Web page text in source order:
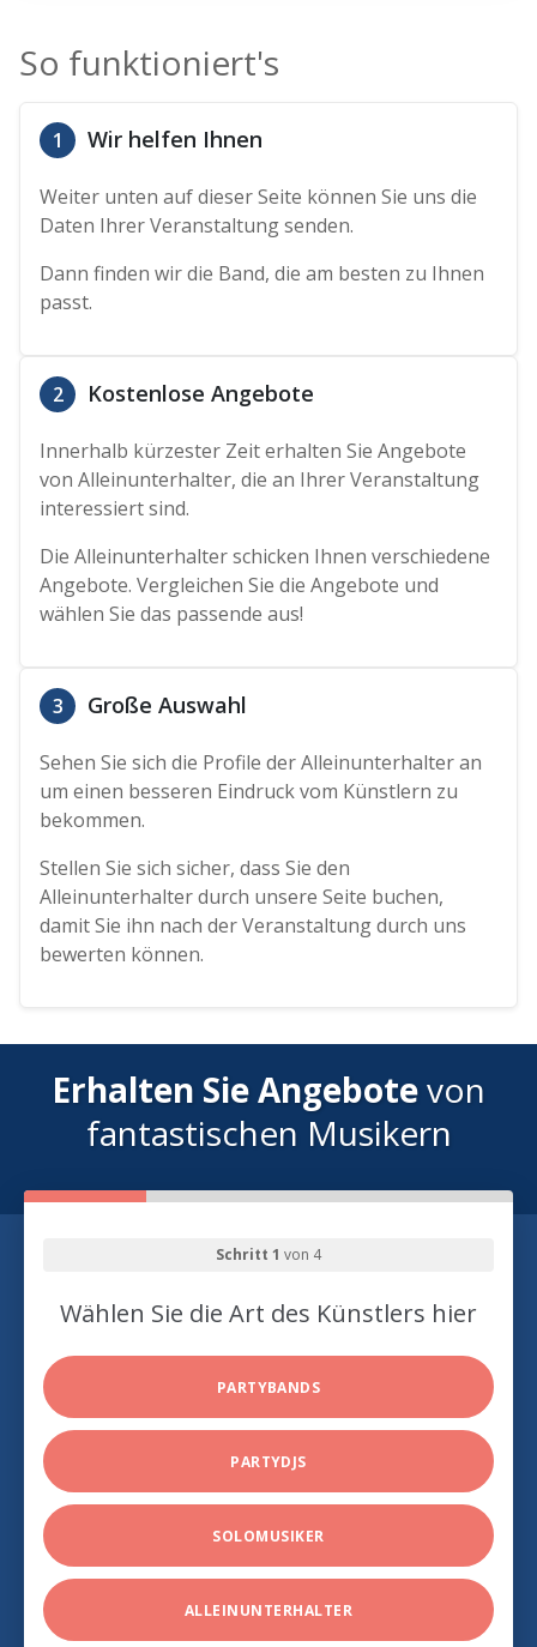
So funktioniert's
1 Wir helfen Ihnen
Weiter unten auf dieser Seite können Sie uns die
Daten Ihrer Veranstaltung senden.
Dann finden wir die Band, die am besten zu Ihnen
passt.
2 Kostenlose Angebote
Innerhalb kürzester Zeit erhalten Sie Angebote
von Alleinunterhalter, die an Ihrer Veranstaltung
interessiert sind.
Die Alleinunterhalter schicken Ihnen verschiedene
Angebote. Vergleichen Sie die Angebote und
wählen Sie das passende aus!
3 Große Auswahl
Sehen Sie sich die Profile der Alleinunterhalter an
um einen besseren Eindruck vom Künstlern zu
bekommen.
Stellen Sie sich sicher, dass Sie den
Alleinunterhalter durch unsere Seite buchen,
damit Sie ihn nach der Veranstaltung durch uns
bewerten können.
Erhalten Sie Angebotevon
fantastischen Musikern
Schritt 1 von 4
Wählen Sie die Art des Künstlers hier
PARTYBANDS
PARTYDJS
SOLOMUSIKER
ALLEINUNTERHALTER